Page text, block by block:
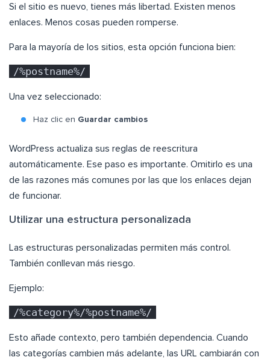
Si el sitio es nuevo, tienes más libertad. Existen menos
enlaces. Menos cosas pueden romperse.
Para la mayoría de los sitios, esta opción funciona bien:
/%postname%/
Una vez seleccionado:
Haz clic en Guardar cambios
WordPress actualiza sus reglas de reescritura
automáticamente. Ese paso es importante. Omitirlo es una
de las razones más comunes por las que los enlaces dejan
de funcionar.
Utilizar una estructura personalizada
Las estructuras personalizadas permiten más control.
También conllevan más riesgo.
Ejemplo:
/%category%/%postname%/
Esto añade contexto, pero también dependencia. Cuando
las categorías cambien más adelante, las URL cambiarán con